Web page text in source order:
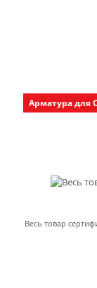
Арматура для
Весь товар